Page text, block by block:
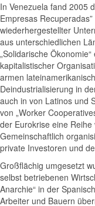
In Venezuela fand 2005
Empresas
wiederhergestellter
aus unterschiedlichen
„Solidarische
kapitalistischer
armen
Deindustrialisierung in
auch in von Latinos und
von „Worker
der Eurokrise eine
Gemeinschaftlich
private Investoren und
Großflächig umgesetzt
selbst betriebenen
Anarchie“ in der
Arbeiter und Bauern